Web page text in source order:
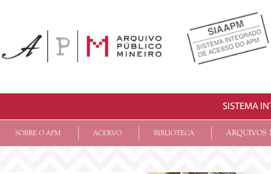
SISTEMA
SOBRE O APM ACERVO BIBLIOTECA ARQUIVOS